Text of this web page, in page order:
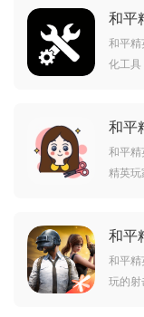
感兴趣
和平
助手
和平精
化工具
忧。感
和平
和平精
精英玩
直接复
和平
和平精
玩的射